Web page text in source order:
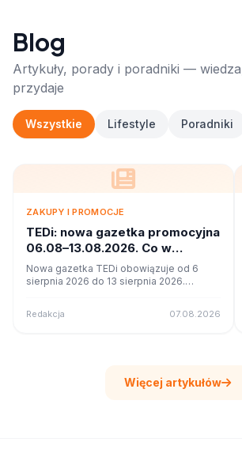
Blog
Artykuły, porady i poradniki —
przydaje
Wszystkie Lifestyle Poradniki
ZAKUPY I PROMOCJE
TEDi: nowa gazetka promocyjna
06.08–13.08.2026. Co w
ofercie?
Nowa gazetka TEDi obowiązuje od 6
sierpnia 2026 do 13 sierpnia 2026.
Redakcja 07.08.2026
Więcej artykułów